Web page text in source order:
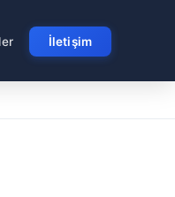
İletişim